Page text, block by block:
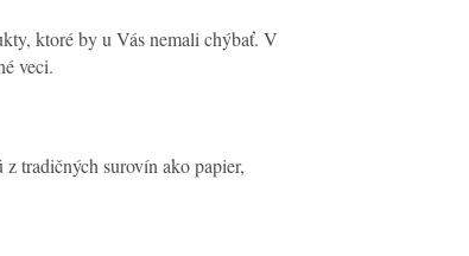
ktoré by u Vás nemali chýbať. V
veci.
tradičných surovín ako papier,